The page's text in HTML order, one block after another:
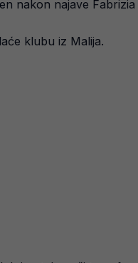
nakon najave
klubu iz Malija.